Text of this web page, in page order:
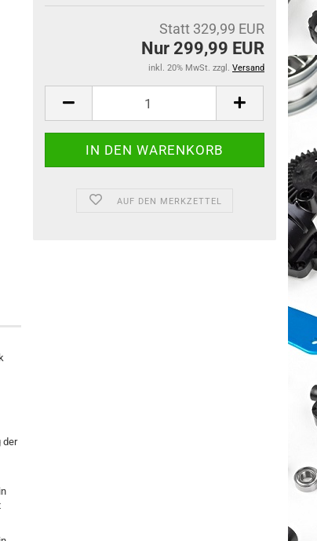
Statt 329,99 EUR
Nur 299,99 EUR
inkl. 20% MwSt. zzgl. Versand
AUF DEN MERKZETTEL
der